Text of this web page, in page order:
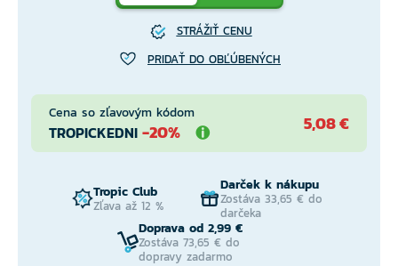
STRÁŽIŤ CENU
PRIDAŤ DO OBĽÚBENÝCH
Cena so zľavovým kódom
TROPICKEDNI -20% 5,08 €
Tropic Club
Zľava až 12 %
Darček k nákupu
Zostáva 33,65 € do
darčeka
Doprava od 2,99 €
Zostáva 73,65 € do
dopravy zadarmo